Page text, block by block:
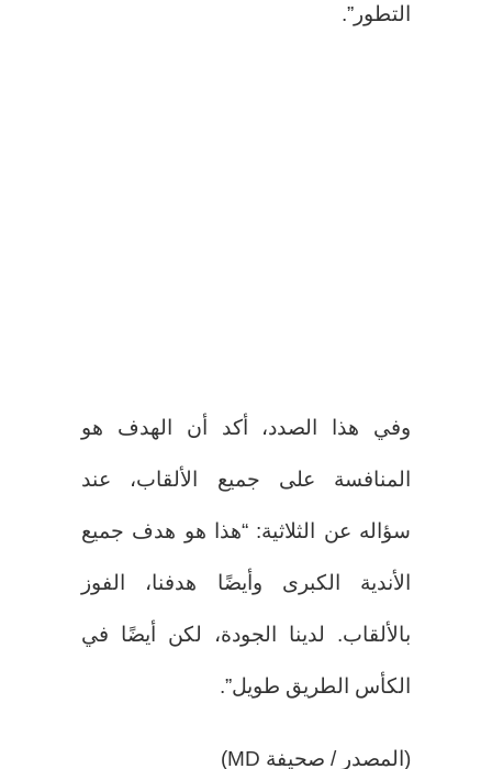
التطور”.
وفي هذا الصدد، أكد أن الهدف هو
المنافسة على جميع الألقاب، عند
سؤاله عن الثلاثية: “هذا هو هدف جميع
الأندية الكبرى وأيضًا هدفنا، الفوز
بالألقاب. لدينا الجودة، لكن أيضًا في
الكأس الطريق طويل”.
(المصدر / صحيفة MD)